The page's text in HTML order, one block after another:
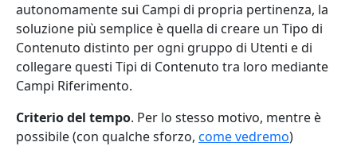
autonomamente sui Campi di propria pertinenza, la
soluzione più semplice è quella di creare un Tipo di
Contenuto distinto per ogni gruppo di Utenti e di
collegare questi Tipi di Contenuto tra loro mediante
Campi Riferimento.
Criterio del tempo. Per lo stesso motivo, mentre è
possibile (con qualche sforzo, come vedremo)